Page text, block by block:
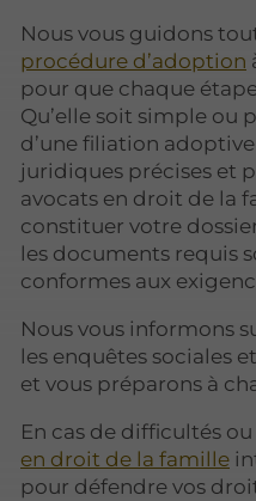
Nous vous guidons
procédure d’adoption
pour que chaque
Qu’elle soit simple ou
d’une filiation
juridiques précises et
avocats en droit de la
constituer votre
les documents requis
conformes aux
Nous vous informons
les enquêtes sociales
et vous préparons à
En cas de difficultés
en droit de la famille
pour défendre vos